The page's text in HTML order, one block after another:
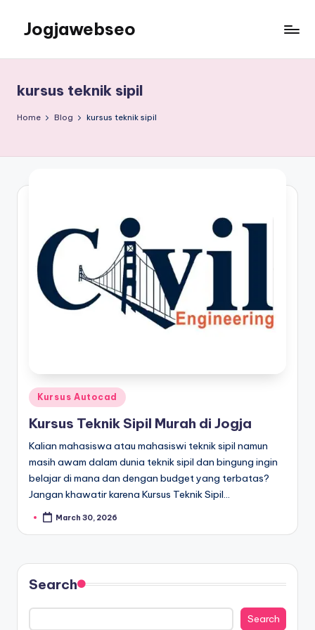
Jogjawebseo
kursus teknik sipil
Home Blog kursus teknik sipil
Kursus Autocad
Kursus Teknik Sipil Murah di Jogja
Kalian mahasiswa atau mahasiswi teknik sipil namun
masih awam dalam dunia teknik sipil dan bingung ingin
belajar di mana dan dengan budget yang terbatas?
Jangan khawatir karena Kursus Teknik Sipil…
March 30, 2026
Search
Search